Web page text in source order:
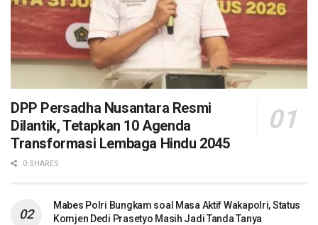
DPP Persadha Nusantara Resmi
Dilantik, Tetapkan 10 Agenda
Transformasi Lembaga Hindu 2045
0 SHARES
Mabes Polri Bungkam soal Masa Aktif Wakapolri, Status
Komjen Dedi Prasetyo Masih Jadi Tanda Tanya